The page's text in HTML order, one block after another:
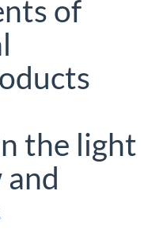
of
the light